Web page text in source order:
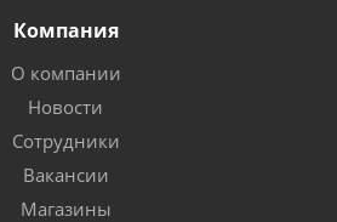
Компания
О компании
Новости
Сотрудники
Вакансии
Магазины